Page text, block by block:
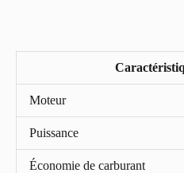
Moteur
Puissance
Économie de carburant